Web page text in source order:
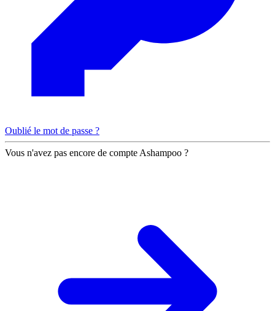
Oublié le mot de passe ?
Vous n'avez pas encore de compte Ashampoo ?